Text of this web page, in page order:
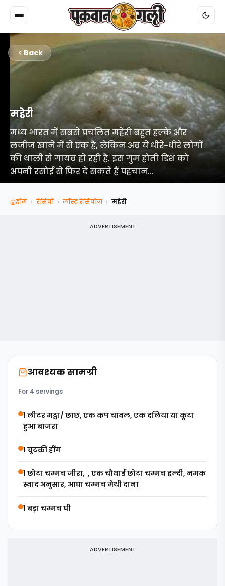
Back
महेरी
मध्य भारत में सबसे प्रचलित महेरी बहुत हल्के और
लजीज खाने में से एक है, लेकिन अब ये धीरे-धीरे लोगों
की थाली से गायब हो रही है. इस गुम होती डिश को
अपनी रसोई से फिर दे सकते हैं पहचान...
होम › रेसिपी › लॉस्ट रेसिपीज़ › महेरी
ADVERTISEMENT
आवश्यक सामग्री
For 4 servings
1 लीटर मट्ठा/ छाछ, एक कप चावल, एक दलिया या कूटा
हुआ बाजरा
1 चुटकी हींग
1 छोटा चम्मच जीरा, , एक चौथाई छोटा चम्मच हल्दी, नमक
स्वाद अनुसार, आधा चम्मच मेथी दाना
1 बड़ा चम्मच घी
ADVERTISEMENT